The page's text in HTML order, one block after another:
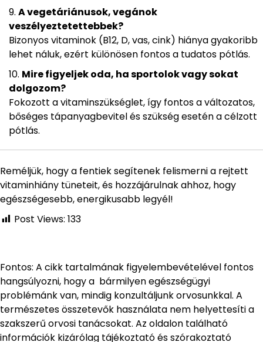
A vegetáriánusok, vegánok
veszélyeztetettebbek?
Bizonyos vitaminok (B12, D, vas, cink) hiánya gyakoribb
lehet náluk, ezért különösen fontos a tudatos pótlás.
Mire figyeljek oda, ha sportolok vagy sokat
dolgozom?
Fokozott a vitaminszükséglet, így fontos a változatos,
bőséges tápanyagbevitel és szükség esetén a célzott
pótlás.
Reméljük, hogy a fentiek segítenek felismerni a rejtett
vitaminhiány tüneteit, és hozzájárulnak ahhoz, hogy
egészségesebb, energikusabb legyél!
Post Views: 133
Fontos: A cikk tartalmának figyelembevételével fontos
hangsúlyozni, hogy a bármilyen egészségügyi
problémánk van, mindig konzultáljunk orvosunkkal. A
természetes összetevők használata nem helyettesíti a
szakszerű orvosi tanácsokat. Az oldalon található
információk kizárólag tájékoztató és szórakoztató